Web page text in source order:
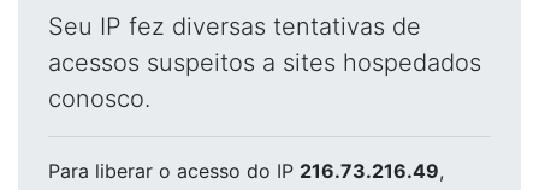
Seu IP fez diversas tentativas de
acessos suspeitos a sites hospedados
conosco.
Para liberar o acesso do IP 216.73.216.49,